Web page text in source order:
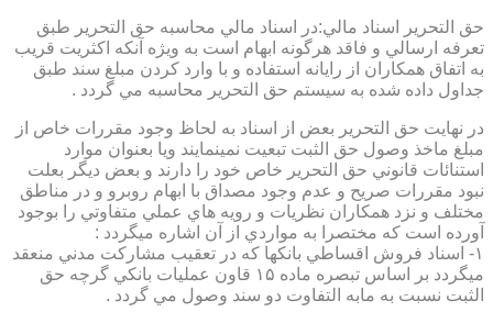
حق التحرير اسناد مالي:در اسناد مالي محاسبه حق التحرير طبق
تعرفه ارسالي و فاقد هرگونه ابهام است به ويژه آنكه اكثريت قريب
به اتفاق همكاران از رايانه استفاده و با وارد كردن مبلغ سند طبق
جداول داده شده به سيستم حق التحرير محاسبه مي گردد .
در نهايت حق التحرير بعض از اسناد به لحاظ وجود مقررات خاص از
مبلغ ماخذ وصول حق الثبت تبعيت نمينمايند ويا بعنوان موارد
استنائات قانوني حق التحرير خاص خود را دارند و بعض ديگر بعلت
نبود مقررات صريح و عدم وجود مصداق با ابهام روبرو و در مناطق
مختلف و نزد همكاران نظريات و رويه هاي عملي متفاوتي را بوجود
آورده است كه مختصرا به مواردي از آن اشاره ميگردد :
۱- اسناد فروش اقساطي بانكها كه در تعقيب مشاركت مدني منعقد
ميگردد بر اساس تبصره ماده ۱۵ قاون عمليات بانكي گرچه حق
الثبت نسبت به مابه التفاوت دو سند وصول مي گردد .